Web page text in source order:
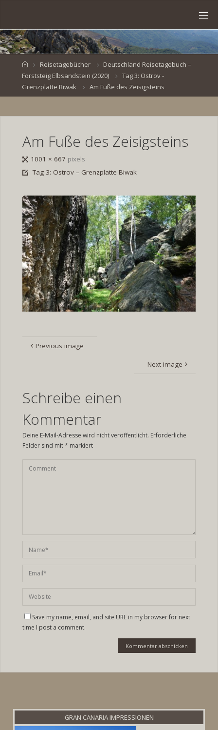
content
VEN
BR
DE
HomeReisetagebücher
Deutschland Reisetagebuch –
Forststeig Elbsandstein (2020)
Tag 3: Ostrov -
Grenzplatte Biwak
Am Fuße des Zeisigsteins
Am Fuße des Zeisigsteins
Full
size
1001 × 667 pixels
Tag 3: Ostrov – Grenzplatte Biwak
Previous image
Next image
Schreibe einen
Kommentar
Deine E-Mail-Adresse wird nicht veröffentlicht. Erforderliche
Felder sind mit* markiert
Save my name, email, and site URL in my browser for next
time I post a comment.
GRAN CANARIA IMPRESSIONEN